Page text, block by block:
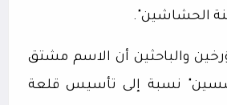
الحشاشين".
والباحثين أن الاسم مشتق
نسبة إلى تأسيس قلعة